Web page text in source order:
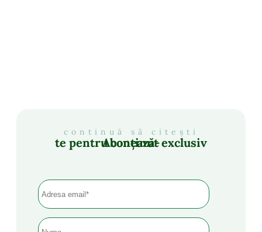
continuă să citești
Abonează-te pentru conținut exclusiv